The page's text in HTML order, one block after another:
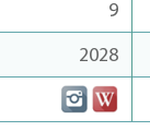
9
2028